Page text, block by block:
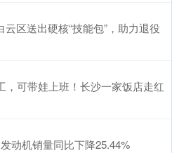
区送出硬核“技能包”，助力退役
，可带娃上班！长沙一家饭店走红
动机销量同比下降25.44%